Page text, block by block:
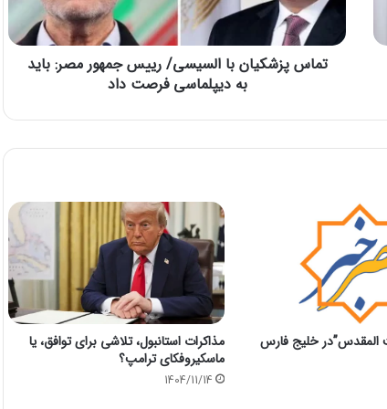
تماس پزشکیان با السیسی/ رییس جمهور مصر: باید
به دیپلماسی فرصت داد
المقدس”در خلیج فارس
مذاکرات استانبول، تلاشی برای توافق، یا
ماسکیروفکای ترامپ؟
1404/11/14